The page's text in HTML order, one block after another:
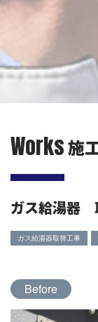
Works施
ガス給湯器
ガス給湯器取替工事
Before